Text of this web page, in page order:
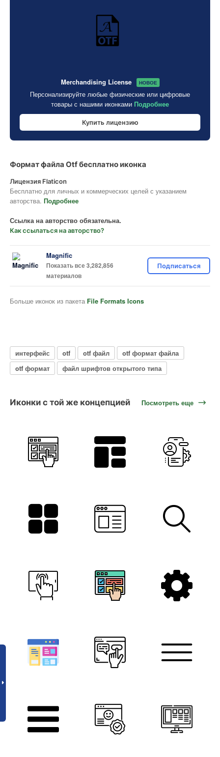
Merchandising License НОВОЕ
Персонализируйте любые физические или цифровые
товары с нашими иконками Подробнее
Купить лицензию
Формат файла Otf бесплатно иконка
Лицензия Flaticon
Бесплатно для личных и коммерческих целей с указанием
авторства. Подробнее
Ссылка на авторство обязательна.
Как ссылаться на авторство?
Magnific
Показать все 3,282,856
материалов
Подписаться
Больше иконок из пакета File Formats Icons
интерфейс otf otf файл
otf формат файла
otf формат
файл шрифтов открытого типа
Иконки с той же концепцией Посмотреть еще